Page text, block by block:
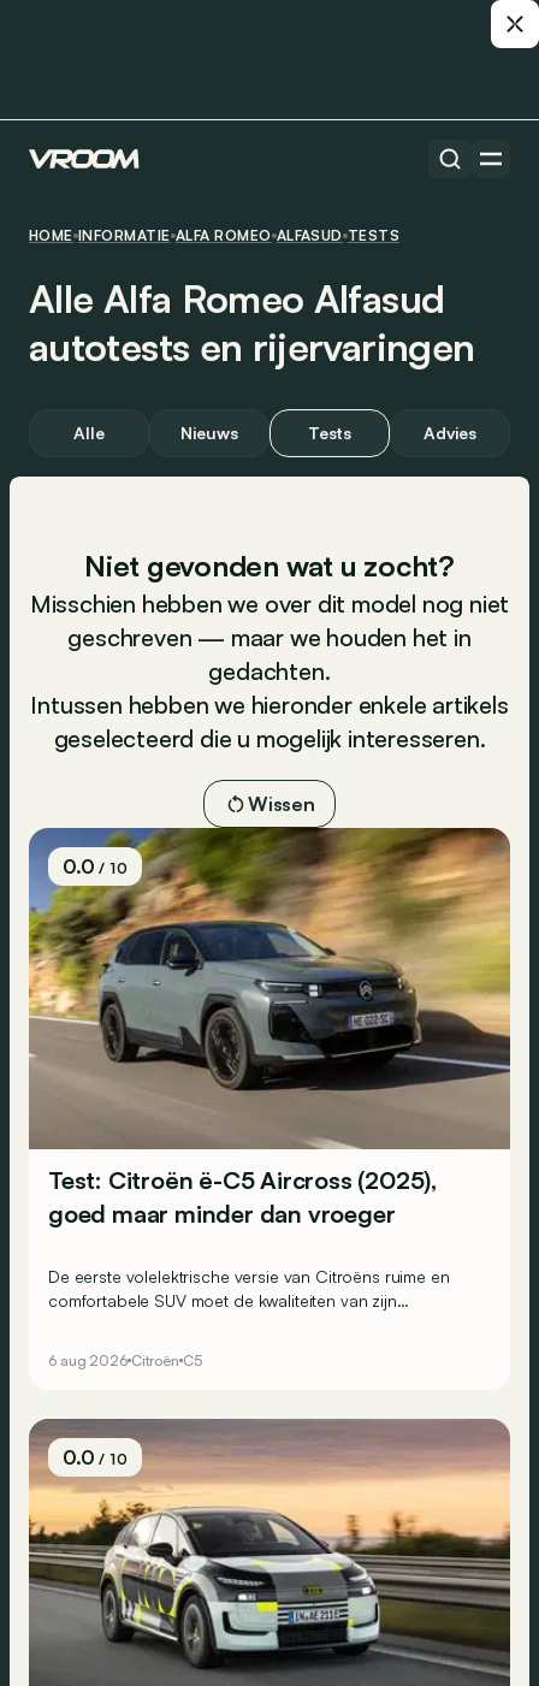
HOME INFORMATIE ALFA ROMEO ALFASUD TESTS
Alle Alfa Romeo Alfasud
autotests en rijervaringen
Alle Nieuws Tests Advies
Niet gevonden wat u zocht?
Misschien hebben we over dit model nog niet
geschreven — maar we houden het in
gedachten.
Intussen hebben we hieronder enkele artikels
geselecteerd die u mogelijk interesseren.
Wissen
0.0/ 10
Test: Citroën ë-C5 Aircross (2025),
goed maar minder dan vroeger
De eerste volelektrische versie van Citroëns ruime en
comfortabele SUV moet de kwaliteiten van zijn
6 aug 2026 Citroën C5
0.0/ 10